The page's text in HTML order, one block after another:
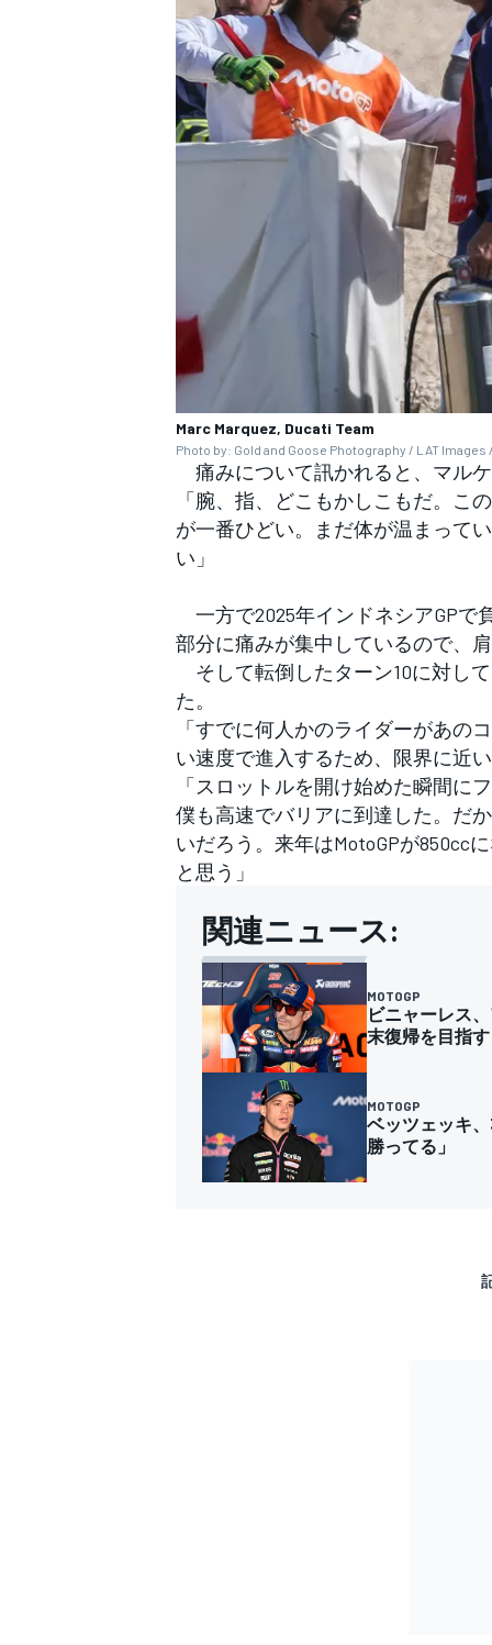
すべてのカテゴリー
Marc Marquez, Ducati Team
Photo by: Gold and Goose Photography / LAT Images
痛みについて訊かれると、マル
「腕、指、どこもかしこもだ。こ
が一番ひどい。まだ体が温まって
い」
一方で2025年インドネシアGPで
部分に痛みが集中しているので、
そして転倒したターン10に対し
た。
「すでに何人かのライダーがあの
い速度で進入するため、限界に近
「スロットルを開け始めた瞬間に
僕も高速でバリアに到達した。だ
いだろう。来年はMotoGPが850cc
と思う」
関連ニュース:
MOTOGP
ビニャーレス
末復帰を目指す
MOTOGP
ベッツェッキ
勝ってる」